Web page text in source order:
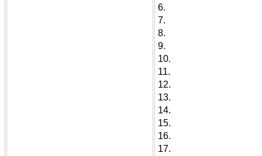
6.
7.
8.
9.
10.
11.
12.
13.
14.
15.
16.
17.